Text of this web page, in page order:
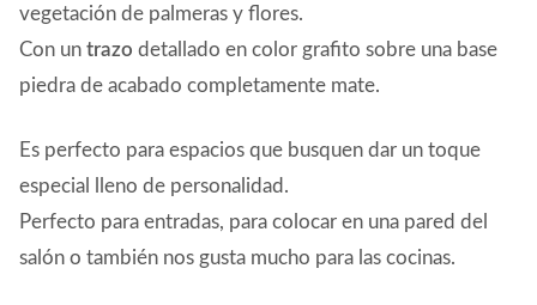
vegetación de palmeras y flores.
Con un trazo detallado en color grafito sobre una base
piedra de acabado completamente mate.
Es perfecto para espacios que busquen dar un toque
especial lleno de personalidad.
Perfecto para entradas, para colocar en una pared del
salón o también nos gusta mucho para las cocinas.